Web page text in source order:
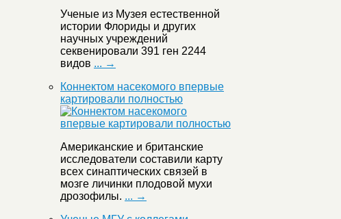
Ученые из Музея естественной
истории Флориды и других
научных учреждений
секвенировали 391 ген 2244
видов ... →
Коннектом насекомого впервые
картировали полностью
Американские и британские
исследователи составили карту
всех синаптических связей в
мозге личинки плодовой мухи
дрозофилы. ... →